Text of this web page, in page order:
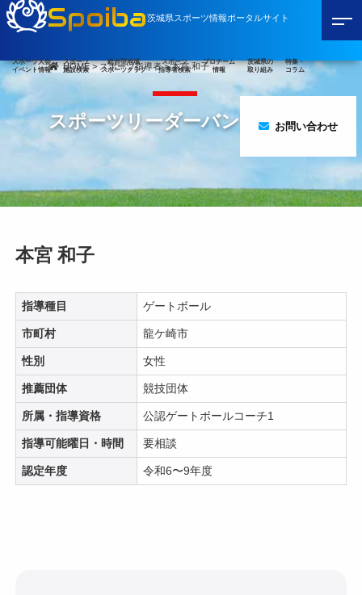
Spoiba茨城県スポーツ情報ポータルサイト
スポーツ大会
イベント情報
スポーツ
施設検索
総合型地域
スポーツクラブ
スポーツ
指導者検索
プロチーム
情報
茨城県の
取り組み
特集・
コラム
お問い合わせ
HOME>スポーツ指導者>本宮 和子
スポーツリーダーバンク
本宮 和子
指導種目 ゲートボール
市町村 龍ケ崎市
性別 女性
推薦団体 競技団体
所属・指導資格 公認ゲートボールコーチ1
指導可能曜日・時間 要相談
認定年度 令和6〜9年度